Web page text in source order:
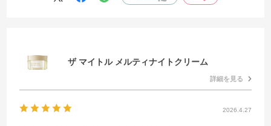
ザ マイトル メルティナイトクリーム
詳細を見る
2026.4.27